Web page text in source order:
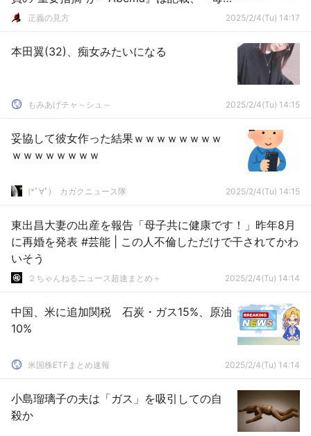
日新聞』は記載なし（国会動画）
正義の見方 2025/2/4(Tu) 14:17
本田翼(32)、痴女みたいになる
もみあげチャ～シュ～ 2025/2/4(Tu) 14:15
妥協して彼女作った結果ｗｗｗｗｗｗｗｗ
ｗｗｗｗｗｗｗｗ
(*ﾟ∀ﾟ)ゞカガクニュース隊 2025/2/4(Tu) 14:15
東出昌大妻の出産を報告「母子共に健康です！」昨年8月
に再婚を発表 #芸能 | この人不倫しただけで干されてかわ
いそう
２ちゃんねるニュース超速まとめ＋ 2025/2/4(Tu) 14:14
中国、米に追加関税 石炭・ガス15%、原油
10%
米国株ETFまとめ速報 2025/2/4(Tu) 14:14
小島瑠璃子の夫は「ガス」を吸引しての自
殺か